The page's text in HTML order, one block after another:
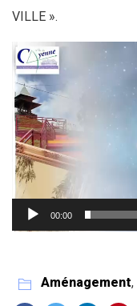
VILLE ».
Lecteur
vidéo
00:00
Aménagement,